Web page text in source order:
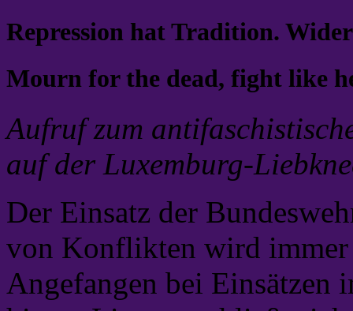
Repression hat Tradition.
Mourn for the dead, fight like
Aufruf zum
auf der Luxemburg-
Der Einsatz der
von Konflikten wird
Angefangen bei Einsätzen